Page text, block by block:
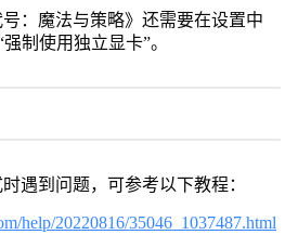
：魔法与策略》还需要在设置中
制使用独立显卡”。
遇到问题，可参考以下教程：
help/20220816/35046_1037487.html